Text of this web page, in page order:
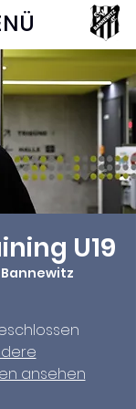
U19
Bannewitz
ansehen